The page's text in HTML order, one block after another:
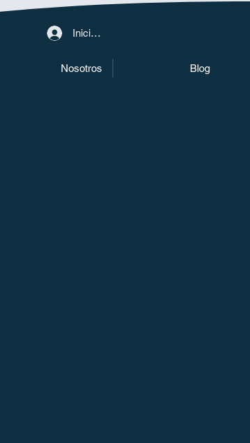
Iniciar sesión
Nosotros Blog